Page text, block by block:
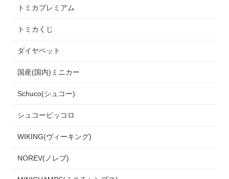
トミカプレミアム
トミカくじ
ダイヤペット
国産(国内)ミニカー
Schuco(シュコー)
シュコーピッコロ
WIKING(ヴィーキング)
NOREV(ノレブ)